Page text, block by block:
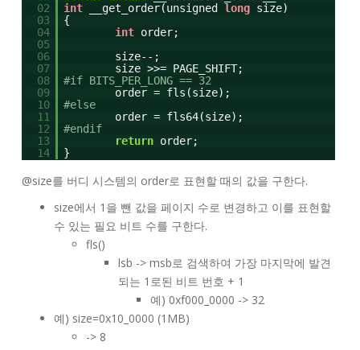
02
int __get_order(unsigned long size)
03
{
04
int order;
05
06
size--;
07
size >>= PAGE_SHIFT;
08
#if BITS_PER_LONG == 32
09
order = fls(size);
10
#else
11
order = fls64(size);
12
#endif
13
return order;
14
}
@size를 버디 시스템의 order로 표현할 때의 값을 구한다.
size에서 1을 뺀 값을 페이지 수로 변경하고 이를 표현할
수 있는 필요 비트 수를 구한다.
fls()
lsb -> msb로 검색하여 가장 마지막에 발견
되는 1로된 비트 번호 + 1
예) 0xf000_0000 -> 32
예) size=0x10_0000 (1MB)
-> 8